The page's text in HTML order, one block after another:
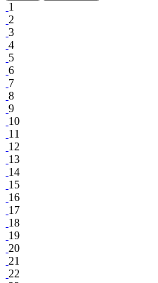
1
2
3
4
5
6
7
8
9
10
11
12
13
14
15
16
17
18
19
20
21
22